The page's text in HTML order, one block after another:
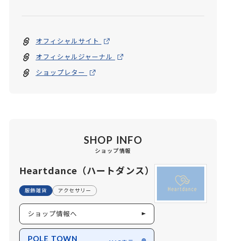
オフィシャルサイト
オフィシャルジャーナル
ショップレター
SHOP INFO
ショップ情報
Heartdance（ハートダンス）
服飾雑貨 アクセサリー
ショップ情報へ
POLE TOWN